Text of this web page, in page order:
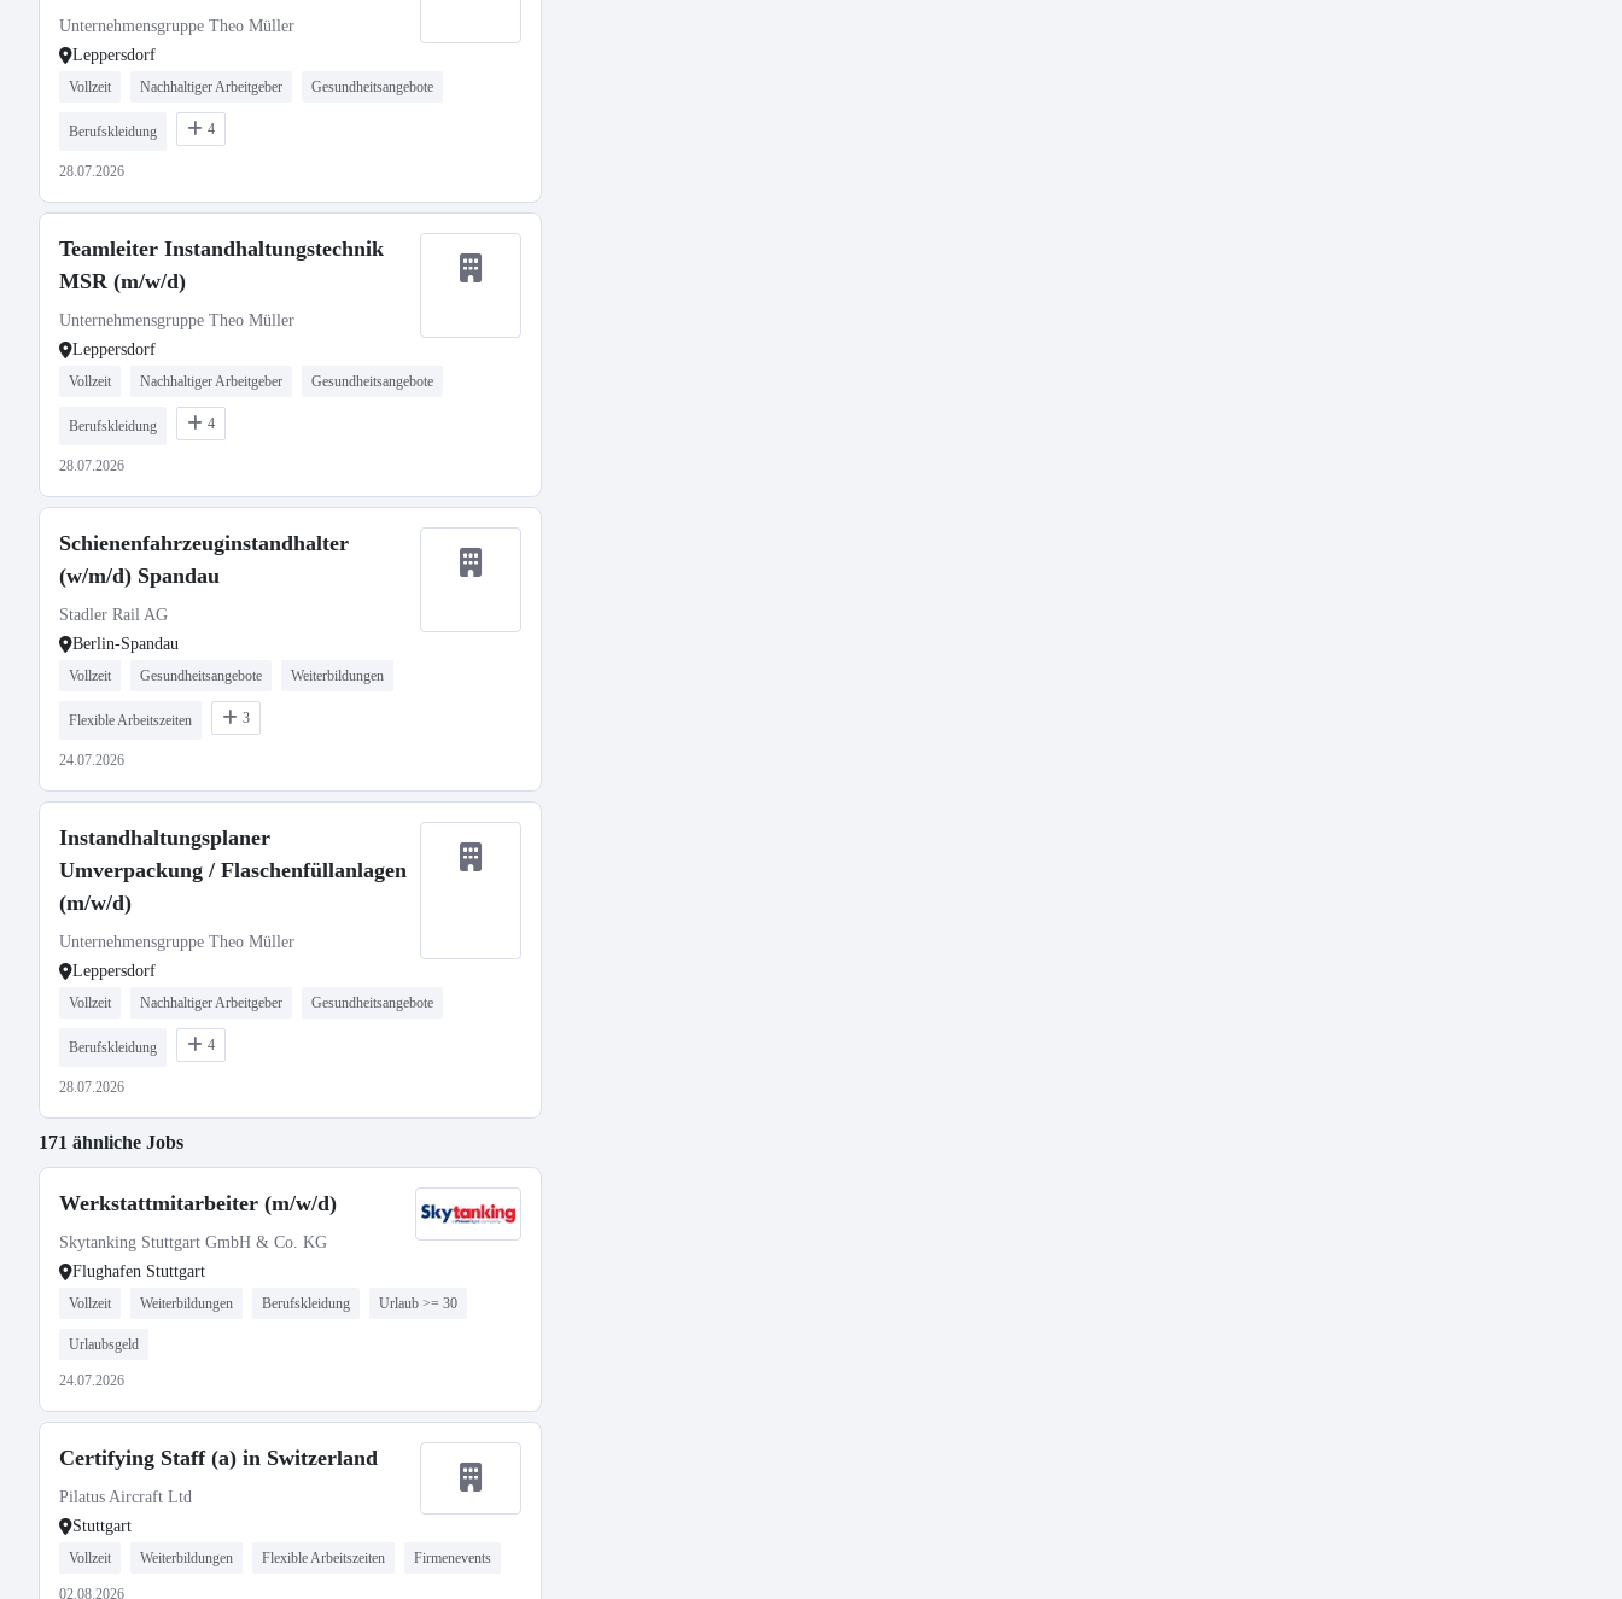
Unternehmensgruppe Theo Müller
Leppersdorf
Vollzeit Nachhaltiger Arbeitgeber Gesundheitsangebote
Berufskleidung 4
28.07.2026
Teamleiter Instandhaltungstechnik
MSR (m/w/d)
Unternehmensgruppe Theo Müller
Leppersdorf
Vollzeit Nachhaltiger Arbeitgeber Gesundheitsangebote
Berufskleidung 4
28.07.2026
Schienenfahrzeuginstandhalter
(w/m/d) Spandau
Stadler Rail AG
Berlin-Spandau
Vollzeit Gesundheitsangebote Weiterbildungen
Flexible Arbeitszeiten 3
24.07.2026
Instandhaltungsplaner
Umverpackung / Flaschenfüllanlagen
(m/w/d)
Unternehmensgruppe Theo Müller
Leppersdorf
Vollzeit Nachhaltiger Arbeitgeber Gesundheitsangebote
Berufskleidung 4
28.07.2026
171 ähnliche Jobs
Werkstattmitarbeiter (m/w/d)
Skytanking Stuttgart GmbH & Co. KG
Flughafen Stuttgart
Vollzeit Weiterbildungen Berufskleidung Urlaub >= 30
Urlaubsgeld
24.07.2026
Certifying Staff (a) in Switzerland
Pilatus Aircraft Ltd
Stuttgart
Vollzeit Weiterbildungen Flexible Arbeitszeiten Firmenevents
02.08.2026